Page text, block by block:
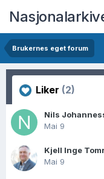
Brukernes eget forum
Liker (2)
Nils
Mai 9
Kjell Inge
Mai 9